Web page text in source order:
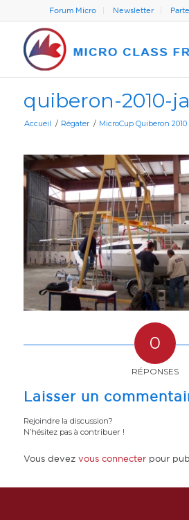
Forum Micro Newsletter
quiberon-2010-
Accueil / Régater / MicroCup Quiberon 2010
0
RÉPONSES
Laisser un
Rejoindre la discussion?
N’hésitez pas à contribuer !
Vous devez vous connecterpour